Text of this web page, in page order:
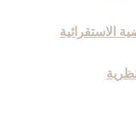
الاستقرائية